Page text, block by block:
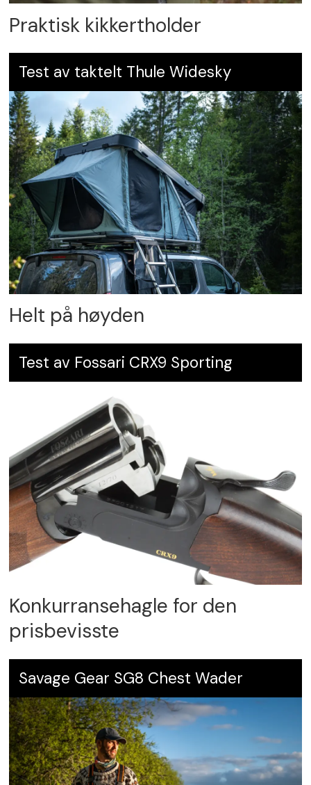
Praktisk kikkertholder
Test av taktelt Thule Widesky
Helt på høyden
Test av Fossari CRX9 Sporting
Konkurransehagle for den
prisbevisste
Savage Gear SG8 Chest Wader